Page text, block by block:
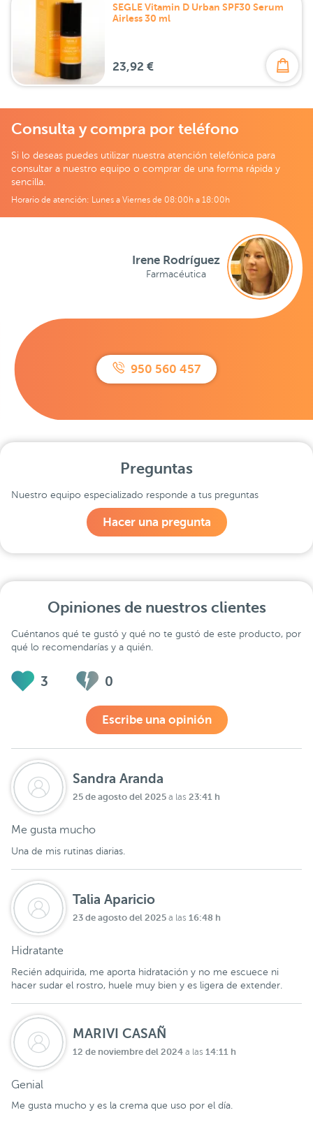
SEGLE Vitamin D Urban SPF30 Serum
Airless 30 ml
23,92 €
Consulta y compra por teléfono
Si lo deseas puedes utilizar nuestra atención telefónica para
consultar a nuestro equipo o comprar de una forma rápida y
sencilla.
Horario de atención: Lunes a Viernes de 08:00h a 18:00h
950 560 457
Irene Rodríguez
Farmacéutica
Preguntas
Nuestro equipo especializado responde a tus preguntas
Hacer una pregunta
Opiniones de nuestros clientes
Cuéntanos qué te gustó y qué no te gustó de este producto, por
qué lo recomendarías y a quién.
3 0
Escribe una opinión
Sandra Aranda
25 de agosto del 2025 a las 23:41 h
Me gusta mucho
Una de mis rutinas diarias.
Talia Aparicio
23 de agosto del 2025 a las 16:48 h
Hidratante
Recién adquirida, me aporta hidratación y no me escuece ni
hacer sudar el rostro, huele muy bien y es ligera de extender.
MARIVI CASAÑ
12 de noviembre del 2024 a las 14:11 h
Genial
Me gusta mucho y es la crema que uso por el día.